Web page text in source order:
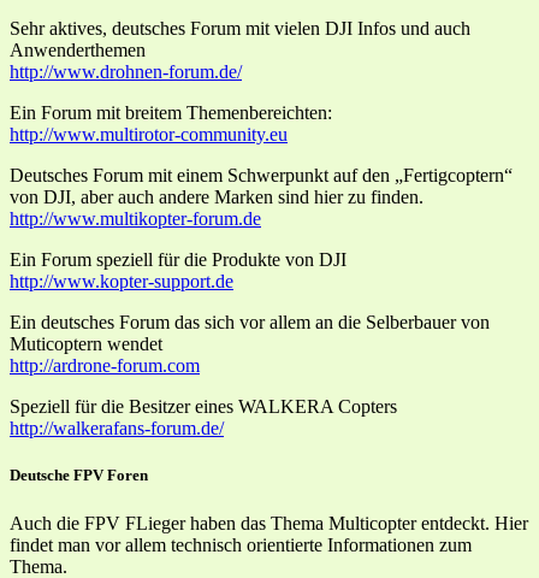
Sehr aktives, deutsches Forum mit vielen DJI Infos und auch
Anwenderthemen
http://www.drohnen-forum.de/
Ein Forum mit breitem Themenbereichten:
http://www.multirotor-community.eu
Deutsches Forum mit einem Schwerpunkt auf den „Fertigcoptern“
von DJI, aber auch andere Marken sind hier zu finden.
http://www.multikopter-forum.de
Ein Forum speziell für die Produkte von DJI
http://www.kopter-support.de
Ein deutsches Forum das sich vor allem an die Selberbauer von
Muticoptern wendet
http://ardrone-forum.com
Speziell für die Besitzer eines WALKERA Copters
http://walkerafans-forum.de/
Deutsche FPV Foren
Auch die FPV FLieger haben das Thema Multicopter entdeckt. Hier
findet man vor allem technisch orientierte Informationen zum
Thema.